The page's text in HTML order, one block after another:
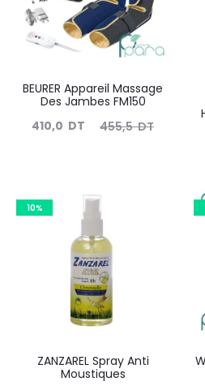
BEURER Appareil Massage
Des Jambes FM150
455,5DT
Le
était :
455,5
DT.
410,0 DT
est :
10%
ZANZAREL Spray Anti
Moustiques